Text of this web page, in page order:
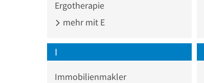
Ergotherapie
mehr mit E
I
Immobilienmakler